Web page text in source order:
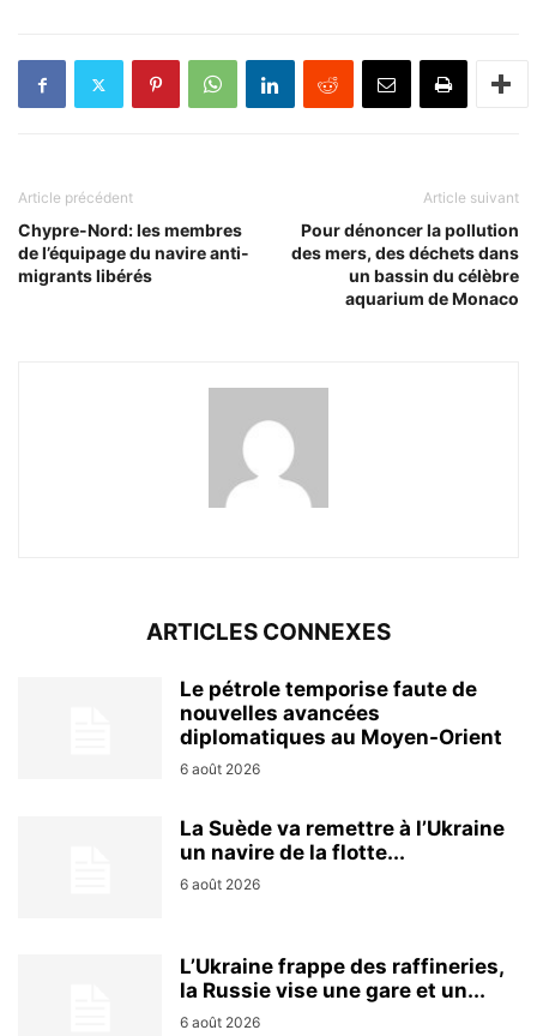
Article précédent
Chypre-Nord: les membres
de l’équipage du navire anti-
migrants libérés
Article suivant
Pour dénoncer la pollution
des mers, des déchets dans
un bassin du célèbre
aquarium de Monaco
ARTICLES CONNEXES
Le pétrole temporise faute de
nouvelles avancées
diplomatiques au Moyen-Orient
6 août 2026
La Suède va remettre à l’Ukraine
un navire de la flotte...
6 août 2026
L’Ukraine frappe des raffineries,
la Russie vise une gare et un...
6 août 2026